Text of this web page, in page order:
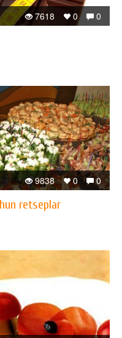
0
0
7618
0
0
9838
retseplar